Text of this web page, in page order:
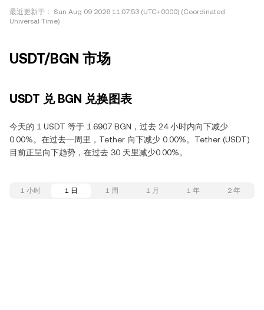
最近更新于：
Sun Aug 09 2026 11:07:53 (UTC+0000) (Coordinated
Universal Time)
USDT/BGN 市场
USDT 兑 BGN 兑换图表
今天的 1 USDT 等于 1.6907 BGN，过去 24 小时内向下减少
0.00%。在过去一周里，Tether 向下减少 0.00%。Tether (USDT)
目前正呈向下趋势，在过去 30 天里减少0.00%。
1 小时 1 日 1 周 1 月 1 年 2 年